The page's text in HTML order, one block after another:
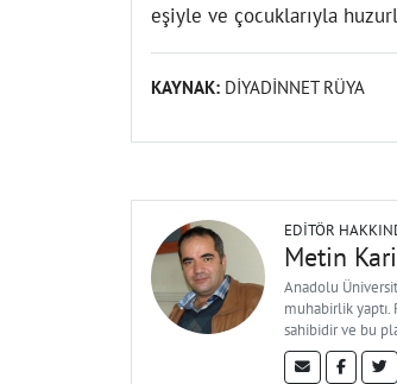
eşiyle ve çocuklarıyla
KAYNAK: DİYADİNNET RÜYA
EDITÖR
Metin
Anadolu
muhabirlik yaptı.
sahibidir ve bu